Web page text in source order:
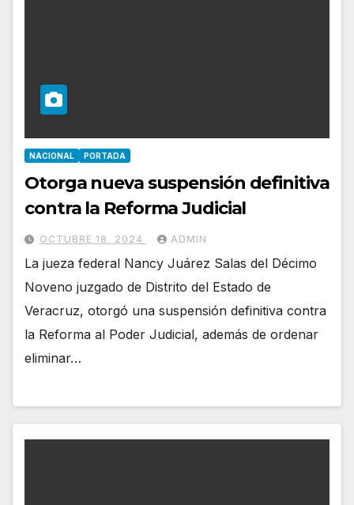
NACIONAL PORTADA
Otorga nueva suspensión definitiva
contra la Reforma Judicial
OCTUBRE 18, 2024 ADMIN
La jueza federal Nancy Juárez Salas del Décimo
Noveno juzgado de Distrito del Estado de
Veracruz, otorgó una suspensión definitiva contra
la Reforma al Poder Judicial, además de ordenar
eliminar…